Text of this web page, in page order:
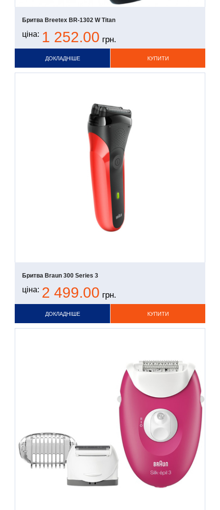
Бритва Breetex BR-1302 W Titan
ціна: 1 252.00 грн.
КУПИТИ
ДОКЛАДНІШЕ
Бритва Braun 300 Series 3
ціна: 2 499.00 грн.
КУПИТИ
ДОКЛАДНІШЕ